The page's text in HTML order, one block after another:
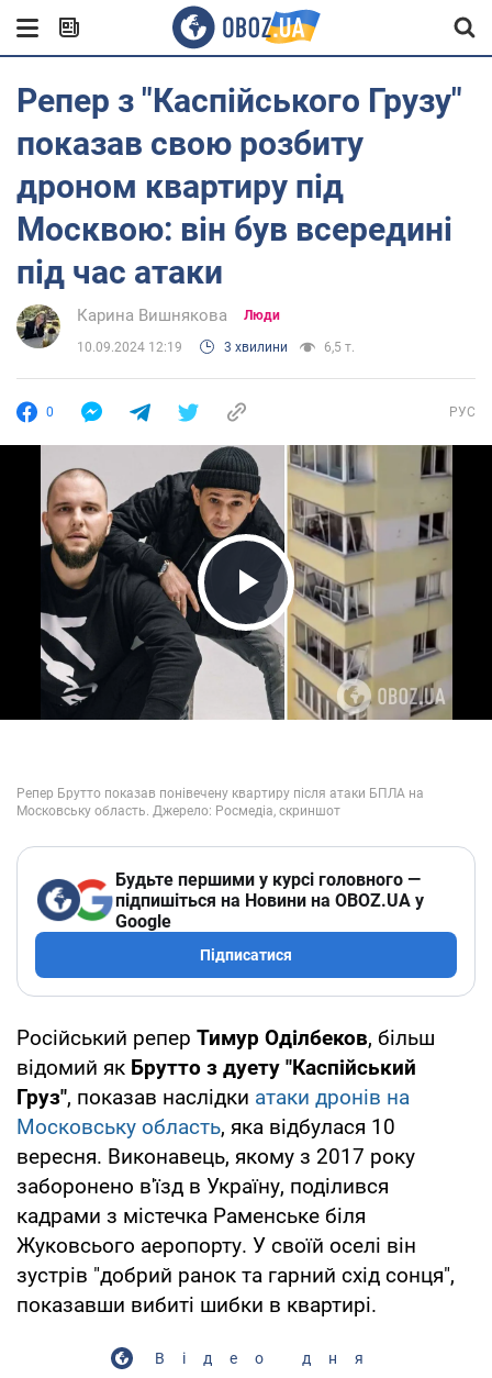
Репер з "Каспійського Грузу"
показав свою розбиту
дроном квартиру під
Москвою: він був всередині
під час атаки
Карина Вишнякова Люди
10.09.2024 12:19 3 хвилини 6,5 т.
0 РУС
Play Video
Будьте першими у курсі головного —
підпишіться на Новини на OBOZ.UA у
Google
Підписатися
Російський репер Тимур Оділбеков, більш
відомий як Брутто з дуету "Каспійський
Груз", показав наслідки атаки дронів на
Московську область, яка відбулася 10
вересня. Виконавець, якому з 2017 року
заборонено в'їзд в Україну, поділився
кадрами з містечка Раменське біля
Жуковсього аеропорту. У своїй оселі він
зустрів "добрий ранок та гарний схід сонця",
показавши вибиті шибки в квартирі.
Відео дня